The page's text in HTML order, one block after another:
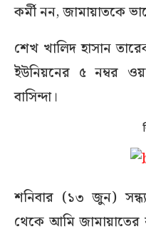
কর্মী নন, জামায়াতকে
শেখ খালিদ হাসান
ইউনিয়নের ৫ নম্বর
বাসিন্দা।
শনিবার (১৩ জুন)
থেকে আমি জামায়াতের